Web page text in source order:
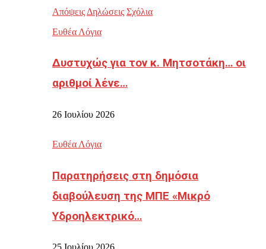
Απόψεις Δηλώσεις Σχόλια
Ευθέα Λόγια
Δυστυχώς για τον κ. Μητσοτάκη… οι
αριθμοί λένε…
26 Ιουλίου 2026
Ευθέα Λόγια
Παρατηρήσεις στη δημόσια
διαβούλευση της ΜΠΕ «Μικρό
Υδροηλεκτρικό…